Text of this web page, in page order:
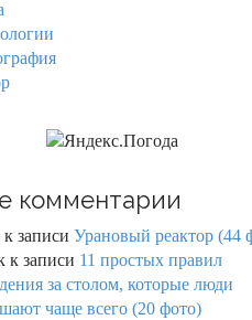
комментарии
к записи Урановый реактор (44
к записи 11 простых правил
за столом, которые люди
чаще всего (20 фото)